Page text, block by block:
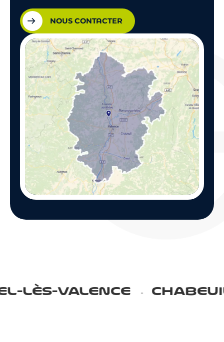
NOUS CONTACTER
- CHABEUIL - TAIN-